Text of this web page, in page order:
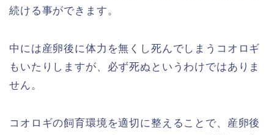
続ける事ができます。
中には産卵後に体力を無くし死んでしまうコオロギ
もいたりしますが、必ず死ぬというわけではありま
せん。
コオロギの飼育環境を適切に整えることで、産卵後